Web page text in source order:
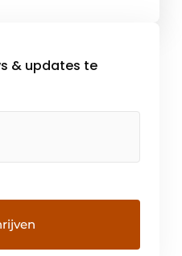
de know-how en
MACHINES
& updates te